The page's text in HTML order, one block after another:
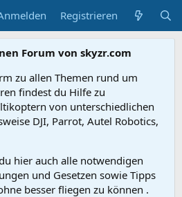
Registrieren
Forum von skyzr.com
zu allen Themen rund um
findest du Hilfe zu
von unterschiedlichen
DJI, Parrot, Autel Robotics,
hier auch alle notwendigen
und Gesetzen sowie Tipps
besser fliegen zu können .